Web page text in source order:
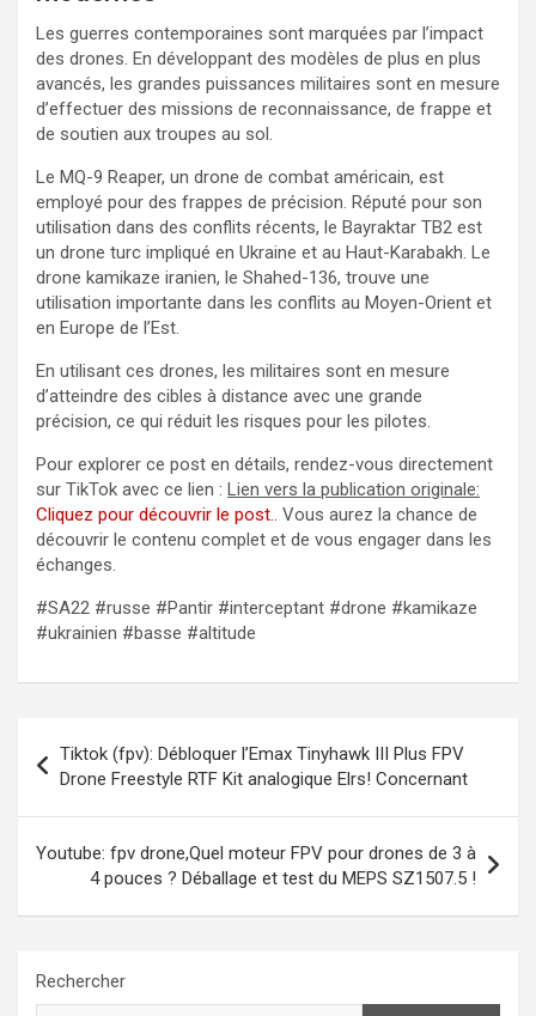
Les guerres contemporaines sont marquées par l’impact
des drones. En développant des modèles de plus en plus
avancés, les grandes puissances militaires sont en mesure
d’effectuer des missions de reconnaissance, de frappe et
de soutien aux troupes au sol.
Le MQ-9 Reaper, un drone de combat américain, est
employé pour des frappes de précision. Réputé pour son
utilisation dans des conflits récents, le Bayraktar TB2 est
un drone turc impliqué en Ukraine et au Haut-Karabakh. Le
drone kamikaze iranien, le Shahed-136, trouve une
utilisation importante dans les conflits au Moyen-Orient et
en Europe de l’Est.
En utilisant ces drones, les militaires sont en mesure
d’atteindre des cibles à distance avec une grande
précision, ce qui réduit les risques pour les pilotes.
Pour explorer ce post en détails, rendez-vous directement
sur TikTok avec ce lien : Lien vers la publication originale:
Cliquez pour découvrir le post.. Vous aurez la chance de
découvrir le contenu complet et de vous engager dans les
échanges.
#SA22 #russe #Pantir #interceptant #drone #kamikaze
#ukrainien #basse #altitude
de
l’article
Tiktok (fpv): Débloquer l’Emax Tinyhawk III Plus FPV
Drone Freestyle RTF Kit analogique Elrs! Concernant
Youtube: fpv drone,Quel moteur FPV pour drones de 3 à
4 pouces ? Déballage et test du MEPS SZ1507.5 !
Rechercher